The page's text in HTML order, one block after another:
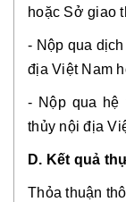
hoặc Sở giao
- Nộp qua
địa Việt Nam
- Nộp qua hệ
thủy nội địa
D. Kết quả
Thỏa thuận